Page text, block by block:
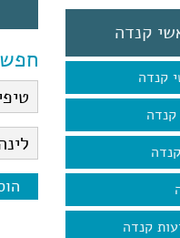
קנדה
קנדה
קנדה